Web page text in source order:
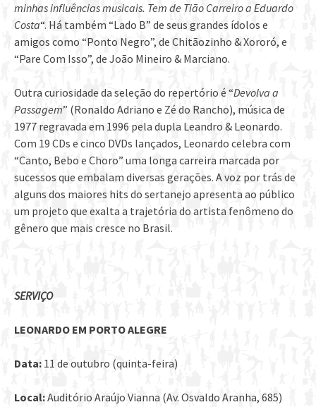
minhas influências musicais. Tem de Tião Carreiro a Eduardo
Costa“. Há também “Lado B” de seus grandes ídolos e
amigos como “Ponto Negro”, de Chitãozinho & Xororó, e
“Pare Com Isso”, de João Mineiro & Marciano.
Outra curiosidade da seleção do repertório é “Devolva a
Passagem” (Ronaldo Adriano e Zé do Rancho), música de
1977 regravada em 1996 pela dupla Leandro & Leonardo.
Com 19 CDs e cinco DVDs lançados, Leonardo celebra com
“Canto, Bebo e Choro” uma longa carreira marcada por
sucessos que embalam diversas gerações. A voz por trás de
alguns dos maiores hits do sertanejo apresenta ao público
um projeto que exalta a trajetória do artista fenômeno do
gênero que mais cresce no Brasil.
SERVIÇO
LEONARDO EM PORTO ALEGRE
Data: 11 de outubro (quinta-feira)
Local:Auditório Araújo Vianna (Av. Osvaldo Aranha, 685)